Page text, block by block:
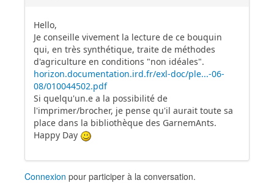
Hello,
Je conseille vivement la lecture de ce bouquin
qui, en très synthétique, traite de méthodes
d'agriculture en conditions "non idéales".
horizon.documentation.ird.fr/exl-doc/ple...-06-
08/010044502.pdf
Si quelqu'un.e a la possibilité de
l'imprimer/brocher, je pense qu'il aurait toute sa
place dans la bibliothèque des GarnemAnts.
Happy Day
Connexion pour participer à la conversation.